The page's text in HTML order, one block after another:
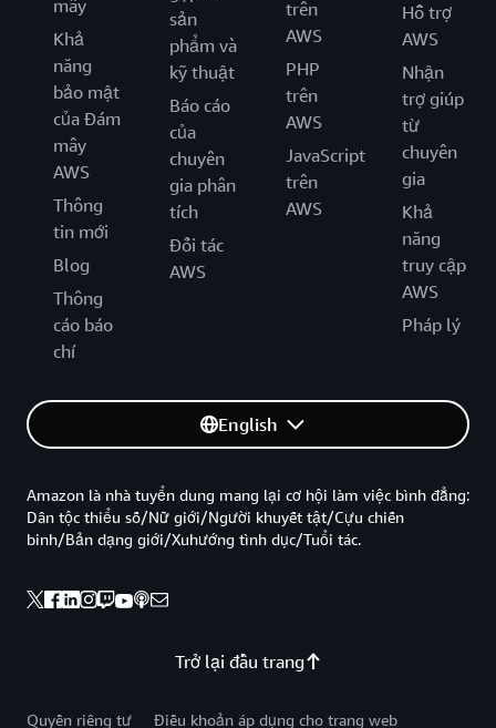
mây
Khả
năng
bảo mật
của Đám
mây
AWS
Thông
tin mới
Blog
Thông
cáo báo
chí
sản
phẩm và
kỹ thuật
Báo cáo
của
chuyên
gia phân
tích
Đối tác
AWS
trên
AWS
PHP
trên
AWS
JavaScript
trên
AWS
Hỗ trợ
AWS
Nhận
trợ giúp
từ
chuyên
gia
Khả
năng
truy cập
AWS
Pháp lý
English
Trở lại đầu trang
Amazon là nhà tuyển dung mang lại cơ hội làm việc bình đẳng:
Dân tộc thiểu số/Nữ giới/Người khuyết tật/Cựu chiến
binh/Bản dạng giới/Xuhướng tình dục/Tuổi tác.
Quyền riêng tư Điều khoản áp dụng cho trang web